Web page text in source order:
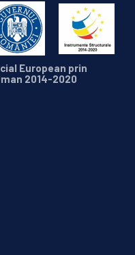
European prin
2014-2020